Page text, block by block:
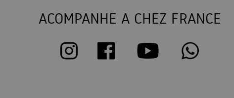
ACOMPANHE A CHEZ FRANCE